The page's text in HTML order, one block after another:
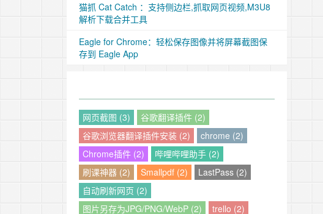
猫抓 Cat Catch ：支持侧边栏,抓取网页视频,M3U8
解析下载合并工具
Eagle for Chrome：轻松保存图像并将屏幕截图保
存到 Eagle App
网页截图 (3)
谷歌翻译插件 (2)
谷歌浏览器翻译插件安装 (2)
chrome (2)
Chrome插件 (2)
哔哩哔哩助手 (2)
刷课神器 (2)
Smallpdf (2)
LastPass (2)
自动刷新网页 (2)
图片另存为JPG/PNG/WebP (2)
trello (2)